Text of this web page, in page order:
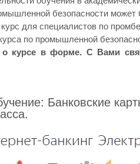
безопасности может
для специалистов по
по промышленной
о курсе в форме. С Вами
Банковские